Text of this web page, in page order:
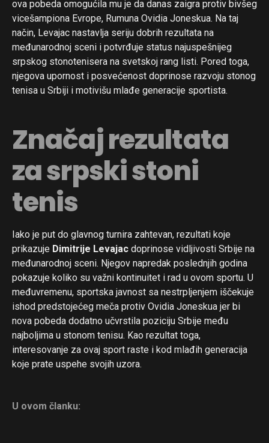
ova pobeda omogućila mu je da danas zaigra protiv bivšeg
vicešampiona Evrope, Rumuna Ovidia Joneskua. Na taj
način, Levajac nastavlja seriju dobrih rezultata na
međunarodnoj sceni i potvrđuje status najuspešnijeg
srpskog stonotenisera na svetskoj rang listi. Pored toga,
njegova upornost i posvećenost doprinose razvoju stonog
tenisa u Srbiji i motivišu mlađe generacije sportista.
Značaj rezultata
za srpski stoni
tenis
Iako je put do glavnog turnira zahtevan, rezultati koje
prikazuje Dimitrije Levajac doprinose vidljivosti Srbije na
međunarodnoj sceni. Njegov napredak poslednjih godina
pokazuje koliko su važni kontinuitet i rad u ovom sportu. U
međuvremenu, sportska javnost sa nestrpljenjem iščekuje
ishod predstojećeg meča protiv Ovidia Joneskua jer bi
nova pobeda dodatno učvrstila poziciju Srbije među
najboljima u stonom tenisu. Kao rezultat toga,
interesovanje za ovaj sport raste i kod mlađih generacija
koje prate uspehe svojih uzora.
U ovom članku: